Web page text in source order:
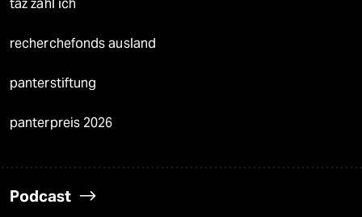
taz zahl ich
recherchefonds ausland
panterstiftung
panterpreis 2026
Podcast